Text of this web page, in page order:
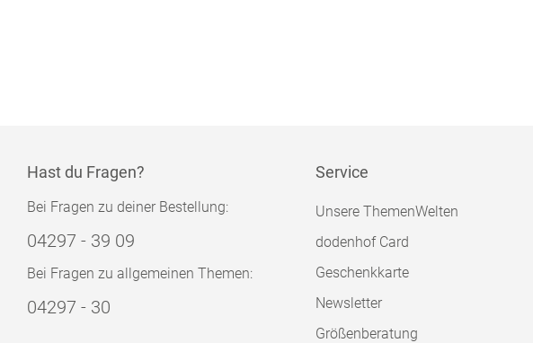
Hast du Fragen?
Bei Fragen zu deiner Bestellung:
04297 - 39 09
Bei Fragen zu allgemeinen Themen:
04297 - 30
Service
Unsere ThemenWelten
dodenhof Card
Geschenkkarte
Newsletter
Größenberatung